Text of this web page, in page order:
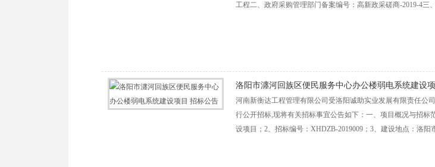
工程二、政府采购管理部门备案编号：高新政采磋商-2019-4三
洛阳市瀍河回族区便民服务中心办公楼弱电系统建设
河南新衡达工程管理有限公司受洛阳诚助实业发展有限责任公
行公开招标,现将有关招标事宜公告如下：一、项目概况与招
设项目；2、招标编号：XHDZB-2019009；3、建设地点：洛